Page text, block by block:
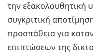
την εξακολουθητική
συγκριτική
προσπάθεια για
επιπτώσεων της